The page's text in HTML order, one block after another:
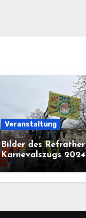
Veranstaltung
Bilder des Refrather
Karnevalszugs 2024